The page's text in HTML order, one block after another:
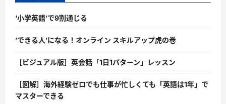
‘小学英語’で9割通じる
’できる人’になる！オンライン スキルアップ虎の巻
［ビジュアル版］英会話「1日1パターン」レッスン
［図解］海外経験ゼロでも仕事が忙しくても「英語は1年」で
マスターできる